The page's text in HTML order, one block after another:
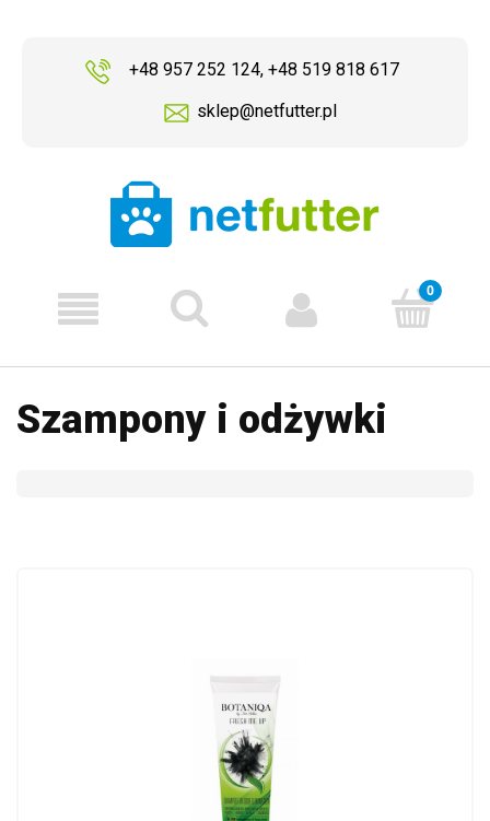
+48 957 252 124, +48 519 818 617
sklep@netfutter.pl
Szampony i odżywki